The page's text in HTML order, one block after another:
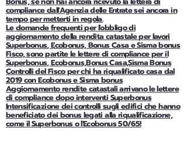
compliance dall'Agenzia delle Entrate sei ancora in
tempo per metterti in regola.
Le domande frequenti per l'obbligo di
aggiornamento della rendita catastale per lavori
Superbonus, Ecobonus, Bonus Casa e Sisma bonus
Fisco, sono partite le lettere di compliance per il
Superbonus, Ecobonus,Bonus Casa,Sisma Bonus
Controlli del Fisco per chi ha riqualificato casa dal
2019 con Ecobonus e Sisma bonus
Aggiornamento rendite catastali arrivano le lettere
di compliance dopo interventi Superbonus
Intensificazione dei controlli sugli edifici che hanno
beneficiato dei bonus legati alla riqualificazione,
come il Superbonus o l'Ecobonus 50/65!